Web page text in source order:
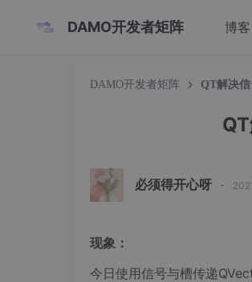
DAMO开发者矩阵 博客
DAMO开发者矩阵 QT解决信
必须得开心呀 ·
现象：
今日使用信号与槽传递